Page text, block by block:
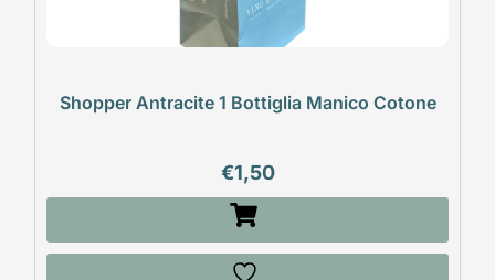
Shopper Antracite 1 Bottiglia Manico Cotone
€1,50